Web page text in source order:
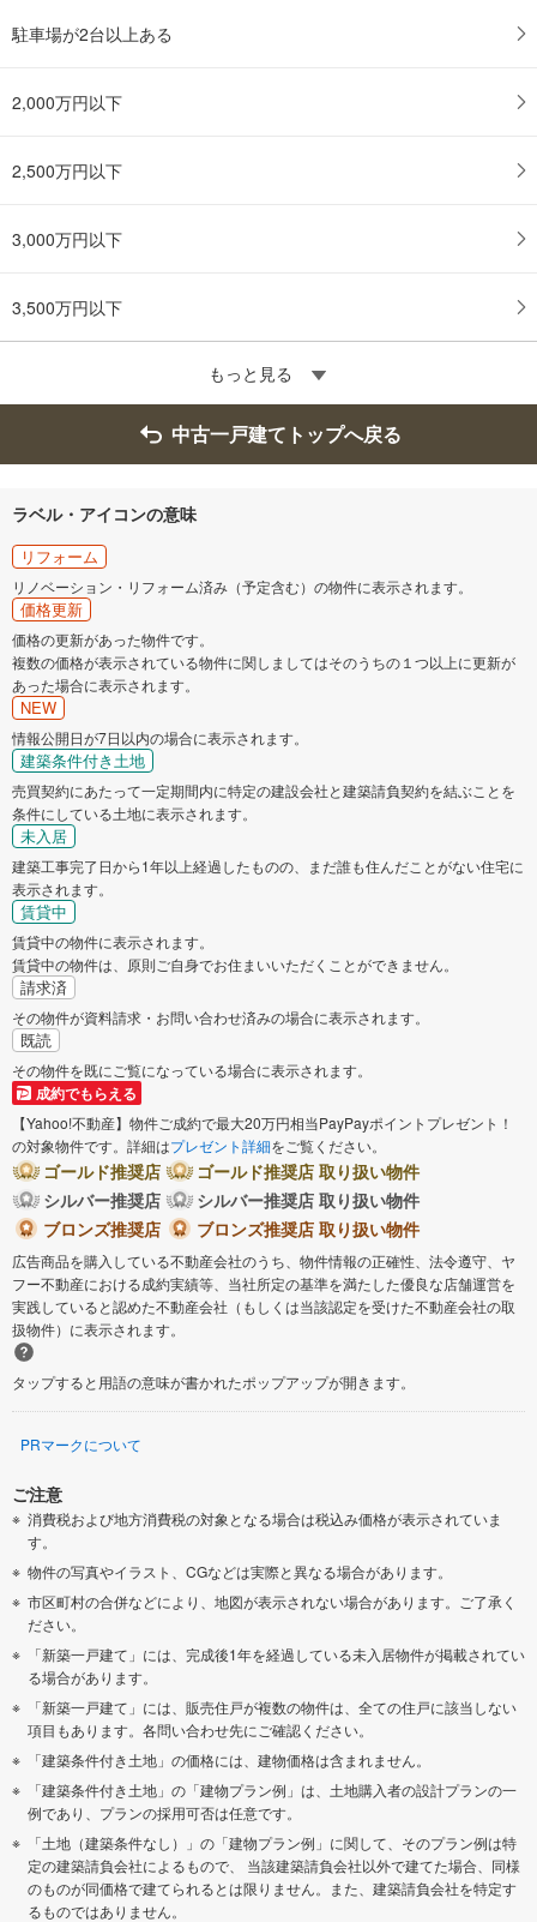
駐車場が2台以上ある
2,000万円以下
2,500万円以下
3,000万円以下
3,500万円以下
もっと見る
中古一戸建てトップへ戻る
ラベル・アイコンの意味
リフォーム
リノベーション・リフォーム済み（予定含む）の物件に表示されます。
価格更新
価格の更新があった物件です。
複数の価格が表示されている物件に関しましてはそのうちの１つ以上に更新が
あった場合に表示されます。
NEW
情報公開日が7日以内の場合に表示されます。
建築条件付き土地
売買契約にあたって一定期間内に特定の建設会社と建築請負契約を結ぶことを
条件にしている土地に表示されます。
未入居
建築工事完了日から1年以上経過したものの、まだ誰も住んだことがない住宅に
表示されます。
賃貸中
賃貸中の物件に表示されます。
賃貸中の物件は、原則ご自身でお住まいいただくことができません。
請求済
その物件が資料請求・お問い合わせ済みの場合に表示されます。
既読
その物件を既にご覧になっている場合に表示されます。
成約でもらえる
【Yahoo!不動産】物件ご成約で最大20万円相当PayPayポイントプレゼント！
の対象物件です。詳細はプレゼント詳細をご覧ください。
ゴールド推奨店
ゴールド推奨店 取り扱い物件
シルバー推奨店
シルバー推奨店 取り扱い物件
ブロンズ推奨店
ブロンズ推奨店 取り扱い物件
広告商品を購入している不動産会社のうち、物件情報の正確性、法令遵守、ヤ
フー不動産における成約実績等、当社所定の基準を満たした優良な店舗運営を
実践していると認めた不動産会社（もしくは当該認定を受けた不動産会社の取
扱物件）に表示されます。
タップすると用語の意味が書かれたポップアップが開きます。
PRマークについて
ご注意
消費税および地方消費税の対象となる場合は税込み価格が表示されていま
す。
物件の写真やイラスト、CGなどは実際と異なる場合があります。
市区町村の合併などにより、地図が表示されない場合があります。ご了承く
ださい。
「新築一戸建て」には、完成後1年を経過している未入居物件が掲載されてい
る場合があります。
「新築一戸建て」には、販売住戸が複数の物件は、全ての住戸に該当しない
項目もあります。各問い合わせ先にご確認ください。
「建築条件付き土地」の価格には、建物価格は含まれません。
「建築条件付き土地」の「建物プラン例」は、土地購入者の設計プランの一
例であり、プランの採用可否は任意です。
「土地（建築条件なし）」の「建物プラン例」に関して、そのプラン例は特
定の建築請負会社によるもので、 当該建築請負会社以外で建てた場合、同様
のものが同価格で建てられるとは限りません。また、建築請負会社を特定す
るものではありません。